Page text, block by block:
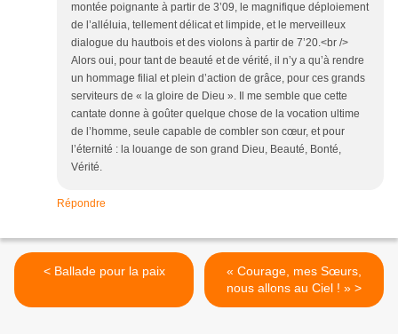
montée poignante à partir de 3’09, le magnifique déploiement
de l’alléluia, tellement délicat et limpide, et le merveilleux
dialogue du hautbois et des violons à partir de 7’20.<br />
Alors oui, pour tant de beauté et de vérité, il n’y a qu’à rendre
un hommage filial et plein d’action de grâce, pour ces grands
serviteurs de « la gloire de Dieu ». Il me semble que cette
cantate donne à goûter quelque chose de la vocation ultime
de l’homme, seule capable de combler son cœur, et pour
l’éternité : la louange de son grand Dieu, Beauté, Bonté,
Vérité.
Répondre
< Ballade pour la paix
« Courage, mes Sœurs,
nous allons au Ciel ! » >